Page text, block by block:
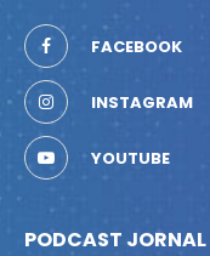
FACEBOOK
INSTAGRAM
YOUTUBE
PODCAST